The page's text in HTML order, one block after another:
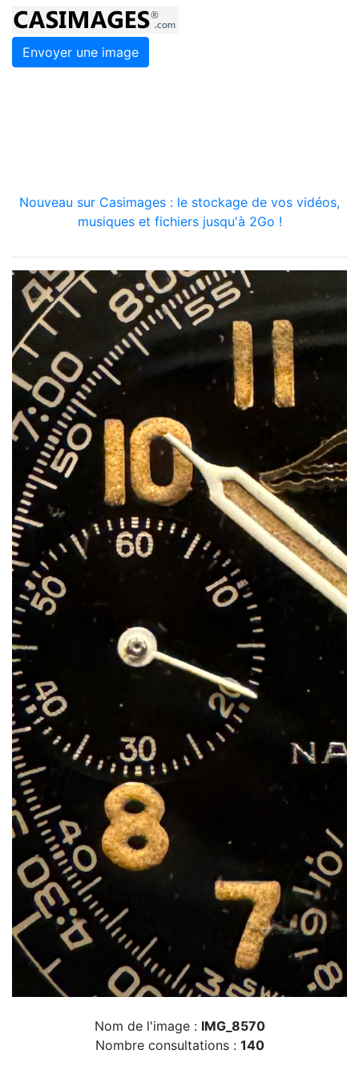
Envoyer une image
Nouveau sur Casimages : le stockage de vos vidéos,
musiques et fichiers jusqu'à 2Go !
Nom de l'image : IMG_8570
Nombre consultations : 140